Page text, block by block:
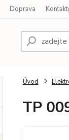
Doprava
Úvod
TP